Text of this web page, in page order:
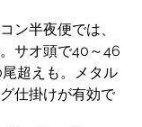
ン半夜便では、
サオ頭で40～46
超えも。メタル
仕掛けが有効で